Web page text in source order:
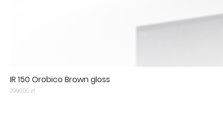
IR 150 Orobico Brown gloss
Cena
2990,00 zł